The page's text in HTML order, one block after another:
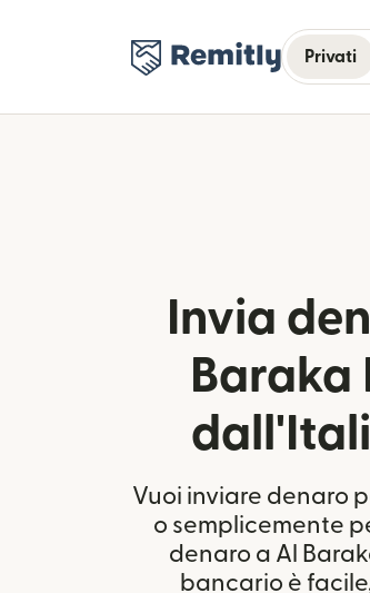
Privati
Invia
Baraka
Vuoi inviare denaro
o semplicemente
denaro a Al
bancario è